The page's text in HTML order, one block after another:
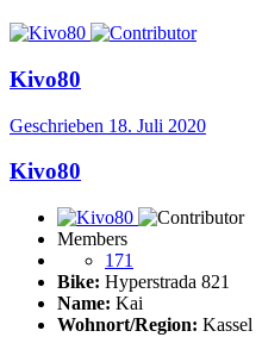
Kivo80
Geschrieben 18. Juli 2020
Kivo80
Members
171
Bike: Hyperstrada 821
Name: Kai
Wohnort/Region: Kassel